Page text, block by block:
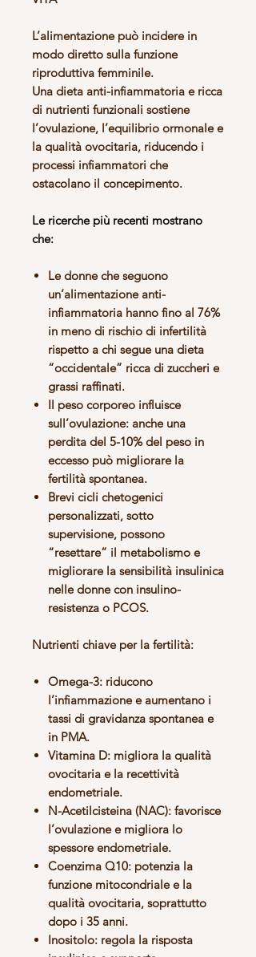
L’alimentazione può incidere in
modo diretto sulla funzione
riproduttiva femminile.
Una dieta anti-infiammatoria e ricca
di nutrienti funzionali sostiene
l’ovulazione, l’equilibrio ormonale e
la qualità ovocitaria, riducendo i
processi infiammatori che
ostacolano il concepimento.
Le ricerche più recenti mostrano
che:
Le donne che seguono
un’alimentazione anti-
infiammatoria hanno fino al 76%
in meno di rischio di infertilità
rispetto a chi segue una dieta
“occidentale” ricca di zuccheri e
grassi raffinati.
Il peso corporeo influisce
sull’ovulazione: anche una
perdita del 5-10% del peso in
eccesso può migliorare la
fertilità spontanea.
Brevi cicli chetogenici
personalizzati, sotto
supervisione, possono
“resettare” il metabolismo e
migliorare la sensibilità insulinica
nelle donne con insulino-
resistenza o PCOS.
Nutrienti chiave per la fertilità:
Omega-3: riducono
l’infiammazione e aumentano i
tassi di gravidanza spontanea e
in PMA.
Vitamina D: migliora la qualità
ovocitaria e la recettività
endometriale.
N-Acetilcisteina (NAC): favorisce
l’ovulazione e migliora lo
spessore endometriale.
Coenzima Q10: potenzia la
funzione mitocondriale e la
qualità ovocitaria, soprattutto
dopo i 35 anni.
Inositolo: regola la risposta